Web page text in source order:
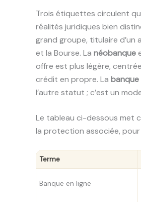
Trois étiquettes circulent
réalités juridiques bien
grand groupe, titulaire d’un
et la Bourse. La néobanque
offre est plus légère,
crédit en propre. La banque
l’autre statut ; c’est un
Le tableau ci-dessous met
la protection associée,
Terme
Banque en ligne